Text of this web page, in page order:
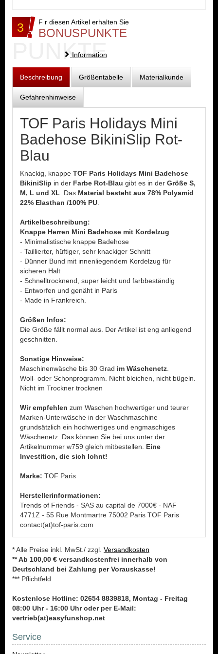
3 F r diesen Artikel erhalten Sie
BONUSPUNKTE
PUNKTE
Information
Beschreibung Größentabelle Materialkunde
Gefahrenhinweise
TOF Paris Holidays Mini
Badehose BikiniSlip Rot-
Blau
Knackig, knappe TOF Paris Holidays Mini Badehose
BikiniSlip in der Farbe Rot-Blau gibt es in der Größe S,
M, L und XL . Das Material besteht aus 78% Polyamid
22% Elasthan /100% PU
Artikelbeschreibung:
Knappe Herren Mini Badehose mit Kordelzug
- Minimalistische knappe Badehose
- Taillierter, hüftiger, sehr knackiger Schnitt
- Dünner Bund mit innenliegendem Kordelzug für
sicheren Halt
- Schnelltrocknend, super leicht und farbbeständig
- Entworfen und genäht in Paris
- Made in Frankreich.
Größen Infos:
Die Größe fällt normal aus. Der Artikel ist eng anliegend
geschnitten.
Sonstige Hinweise:
Maschinenwäsche bis 30 Grad im Wäschenetz
Woll- oder Schonprogramm. Nicht bleichen, nicht bügeln.
Nicht im Trockner trocknen
Wir empfehlen zum Waschen hochwertiger und teurer
Marken-Unterwäsche in der Waschmaschine
grundsätzlich ein hochwertiges und engmaschiges
Wäschenetz. Das können Sie bei uns unter der
Artikelnummer w759 gleich mitbestellen. Eine
Investition, die sich lohnt!
Marke: TOF Paris
Herstellerinformationen:
Trends of Friends - SAS au capital de 7000€ - NAF
4771Z - 55 Rue Montmartre 75002 Paris TOF Paris
contact(at)tof-paris.com
* Alle Preise inkl. MwSt./ zzgl. Versandkosten
** Ab 100,00 € versandkostenfrei innerhalb von
Deutschland bei Zahlung per Vorauskasse!
*** Pflichtfeld
Kostenlose Hotline: 02654 8839818, Montag - Freitag
08:00 Uhr - 16:00 Uhr oder per E-Mail:
vertrieb(at)easyfunshop.net
Service